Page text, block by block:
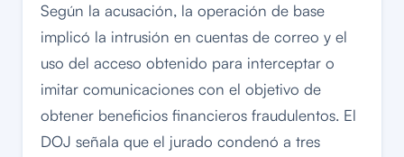
Según la acusación, la operación de base
implicó la intrusión en cuentas de correo y el
uso del acceso obtenido para interceptar o
imitar comunicaciones con el objetivo de
obtener beneficios financieros fraudulentos. El
DOJ señala que el jurado condenó a tres